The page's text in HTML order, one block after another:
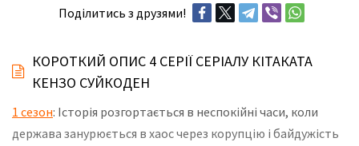
Поділитись з друзями!
КОРОТКИЙ ОПИС 4 СЕРІЇ СЕРІАЛУ КІТАКАТА
КЕНЗО СУЙКОДЕН
1 сезон: Історія розгортається в неспокійні часи, коли
держава занурюється в хаос через корупцію і байдужість